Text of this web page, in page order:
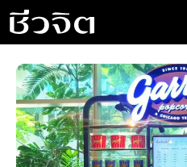
Skip
to
content